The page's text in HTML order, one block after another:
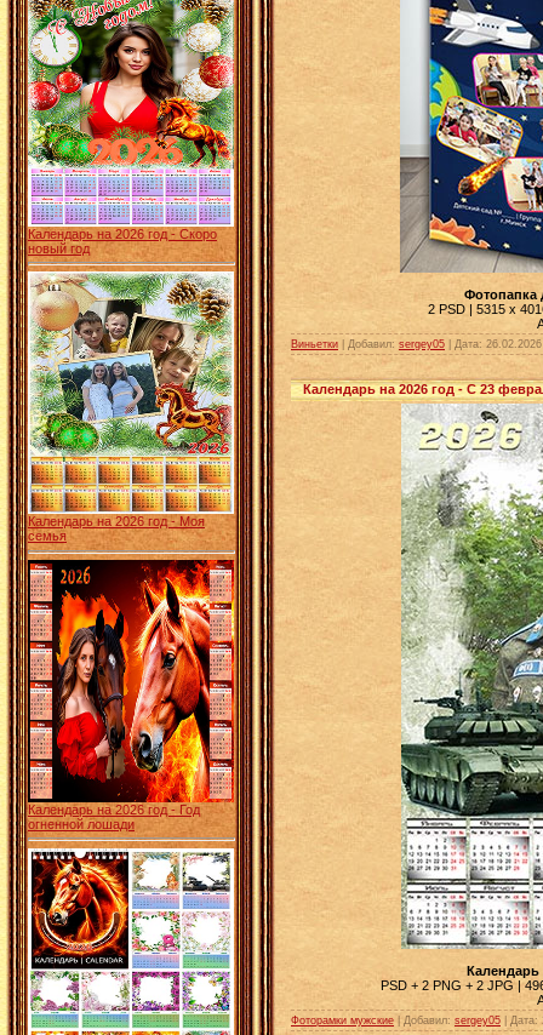
Календарь на 2026 год - Скоро
новый год
Календарь на 2026 год - Моя
семья
Календарь на 2026 год - Год
огненной лошади
Фотопапка
2 PSD | 5315 x
Виньетки | Добавил: sergey05 Дата: 26.02.2026
Календарь на 2026 год - С 23
Календарь
PSD + 2 PNG + 2 JPG |
Фоторамки мужские | Добавил: sergey05 Дата: